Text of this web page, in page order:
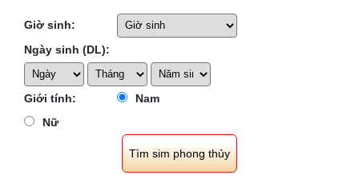
Giờ sinh:
Ngày sinh (DL):
Giới tính:
Nam
Nữ